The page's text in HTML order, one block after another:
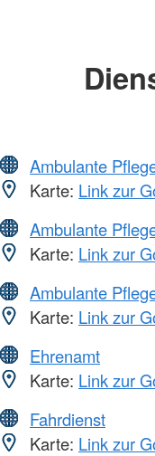
Ambulante
Karte: Link zur
Ambulante
Karte: Link zur
Ambulante
Karte: Link zur
Ehrenamt
Karte: Link zur
Fahrdienst
Karte: Link zur